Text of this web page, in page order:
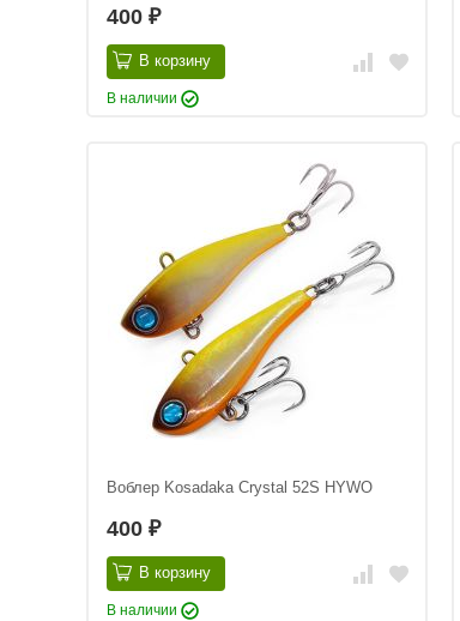
400 ₽
В корзину
В наличии
Воблер Kosadaka Crystal 52S HYWO
400 ₽
В корзину
В наличии